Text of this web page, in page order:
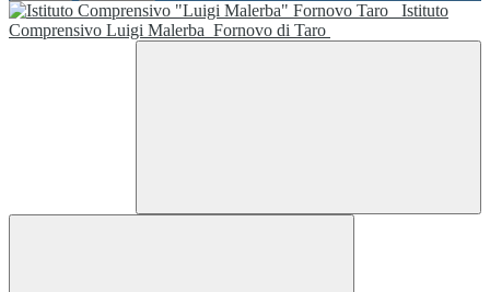
Istituto
Comprensivo Luigi Malerba Fornovo di Taro